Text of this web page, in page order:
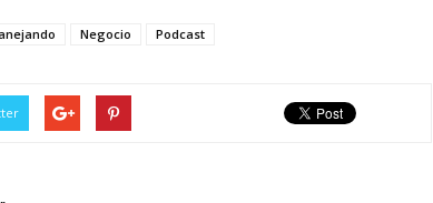
Negocio Podcast